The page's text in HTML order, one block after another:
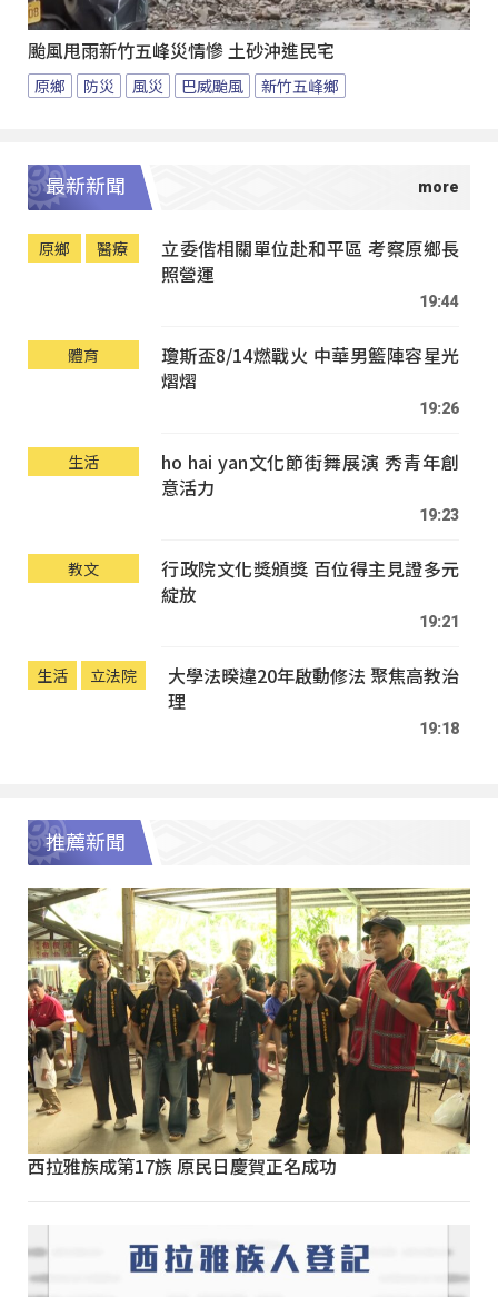
颱風甩雨新竹五峰災情慘 土砂沖進民宅
原鄉 防災 風災 巴威颱風 新竹五峰鄉
最新新聞
原鄉 醫療
立委偕相關單位赴和平區 考察原鄉長
照營運
19:44
體育
瓊斯盃8/14燃戰火 中華男籃陣容星光
熠熠
19:26
生活
ho hai yan文化節街舞展演 秀青年創
意活力
19:23
教文
行政院文化獎頒獎 百位得主見證多元
綻放
19:21
生活 立法院
大學法暌違20年啟動修法 聚焦高教治
理
19:18
推薦新聞
西拉雅族成第17族 原民日慶賀正名成功